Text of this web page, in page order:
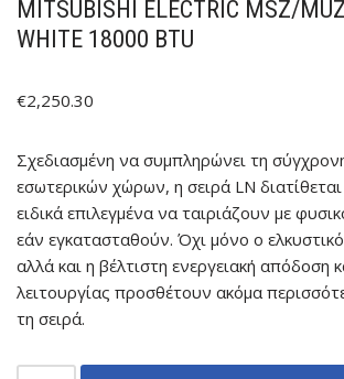
MITSUBISHI ELECTRIC MSZ/
WHITE 18000 BTU
€2,250.30
Σχεδιασμένη να συμπληρώνει τη
εσωτερικών χώρων, η σειρά LN
ειδικά επιλεγμένα να ταιριάζουν με
εάν εγκατασταθούν. Όχι μόνο ο
αλλά και η βέλτιστη ενεργειακή απόδοση
λειτουργίας προσθέτουν ακόμα
τη σειρά.